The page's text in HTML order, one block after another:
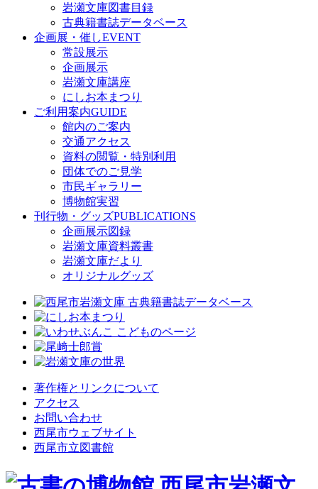
岩瀬文庫図書目録
古典籍書誌データベース
企画展・催しEVENT
常設展示
企画展示
岩瀬文庫講座
にしお本まつり
ご利用案内GUIDE
館内のご案内
交通アクセス
資料の閲覧・特別利用
団体でのご見学
市民ギャラリー
博物館実習
刊行物・グッズPUBLICATIONS
企画展示図録
岩瀬文庫資料叢書
岩瀬文庫だより
オリジナルグッズ
著作権とリンクについて
アクセス
お問い合わせ
西尾市ウェブサイト
西尾市立図書館